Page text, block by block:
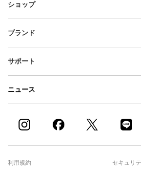
ショップ
ブランド
サポート
ニュース
利用規約 セキュリ